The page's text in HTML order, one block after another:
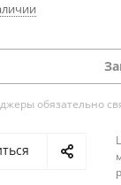
обязательно